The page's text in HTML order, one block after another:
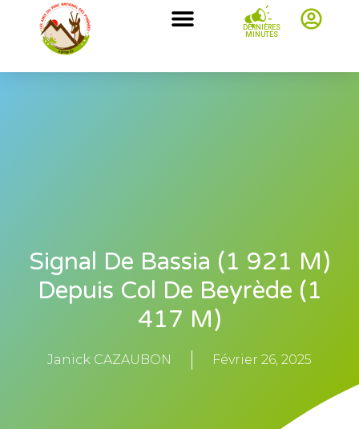
DERNIÈRES
MINUTES
Signal De Bassia (1 921 M)
Depuis Col De Beyrède (1
417 M)
Janick CAZAUBON Février 26, 2025